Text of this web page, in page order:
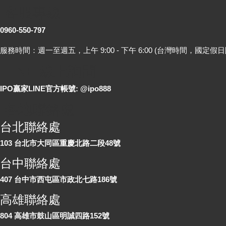
0960-550-797
服務時間：週一至週五，上午 9:00 - 下午 6:00 (台灣時間，國定假
IPO贏家LINE官方帳號: @ipo888
台北聯絡處
103 台北市大同區重慶北路二段48號
台中聯絡處
407 台中市西屯區市政北七路186號
高雄聯絡處
804 高雄市鼓山區明誠四路152號